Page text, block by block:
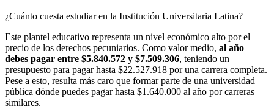
¿Cuánto cuesta estudiar en la Institución Universitaria Latina?
Este plantel educativo representa un nivel económico alto por el
precio de los derechos pecuniarios. Como valor medio, al año
debes pagar entre $5.840.572 y $7.509.306, teniendo un
presupuesto para pagar hasta $22.527.918 por una carrera completa.
Pese a esto, resulta más caro que formar parte de una universidad
pública dónde puedes pagar hasta $1.640.000 al año por carreras
similares.